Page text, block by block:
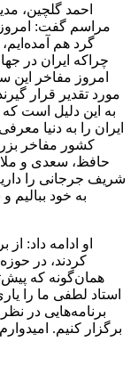
احمد گلچین،
مراسم گفت:
گرد هم
چراکه ایران در
امروز مفاخر این
مورد تقدیر قرار
به این دلیل است که
ایران را به دنیا
کشور مفاخر
حافظ، سعدی و
شریف جرجانی را
به خود ببالیم
او ادامه داد:
کردند، در
همان‌گونه که
استاد لطفی ما را
برنامه‌هایی در
برگزار کنیم.